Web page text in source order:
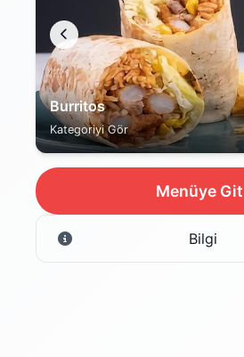
Burritos
Kategoriyi Gör
Menüye Git
Bilgi